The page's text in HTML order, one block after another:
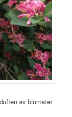
av blomster